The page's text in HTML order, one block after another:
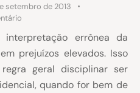
setembro de 2013
errônea da
prejuízos elevados. Isso
geral disciplinar ser
quando for bem de